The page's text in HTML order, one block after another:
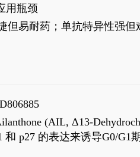
用瓶颈
但易耐药；单抗特异性强
(AIL, Δ13-
p27 的表达来诱导G0/G1